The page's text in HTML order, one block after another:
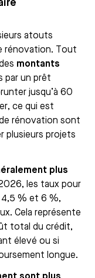
atouts
rénovation. Tout
montants
par un prêt
jusqu’à 60
ce qui est
rénovation sont
plusieurs projets
plus
les taux pour
% et 6 %,
Cela représente
total du crédit,
élevé ou si
longue.